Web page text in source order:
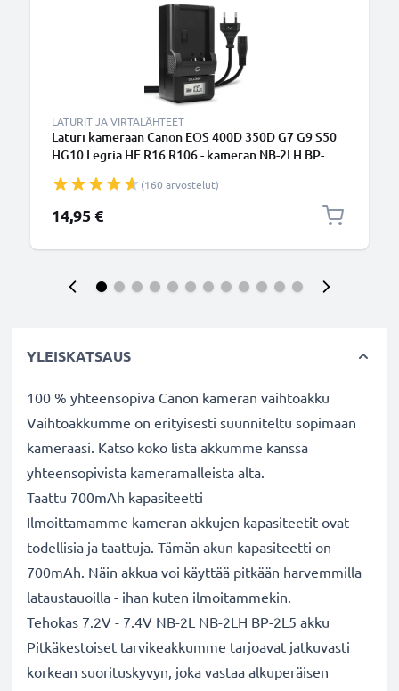
LATURIT JA VIRTALÄHTEET
Laturi kameraan Canon EOS 400D 350D G7 G9 S50
HG10 Legria HF R16 R106 - kameran NB-2LH BP-
(160 arvostelut)
14,95 €
YLEISKATSAUS
100 % yhteensopiva Canon kameran vaihtoakku
Vaihtoakkumme on erityisesti suunniteltu sopimaan
kameraasi. Katso koko lista akkumme kanssa
yhteensopivista kameramalleista alta.
Taattu 700mAh kapasiteetti
Ilmoittamamme kameran akkujen kapasiteetit ovat
todellisia ja taattuja. Tämän akun kapasiteetti on
700mAh. Näin akkua voi käyttää pitkään harvemmilla
lataustauoilla - ihan kuten ilmoitammekin.
Tehokas 7.2V - 7.4V NB-2L NB-2LH BP-2L5 akku
Pitkäkestoiset tarvikeakkumme tarjoavat jatkuvasti
korkean suorituskyvyn, joka vastaa alkuperäisen